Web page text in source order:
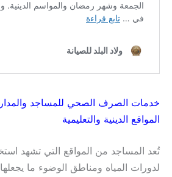
خدمات الصرف الصحي للمساجد
المواقع الدينية والتعليمية
تُعد المساجد من المواقع التي تشهد
لدورات المياه ومناطق الوضوء ما